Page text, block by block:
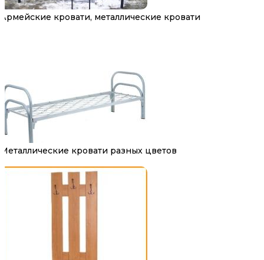
Армейские кровати, металлические кровати
Металлические кровати разных цветов